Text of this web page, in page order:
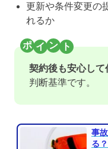
更新や条件変更の
れるか
契約後も安心し
判断基準です。
事
る